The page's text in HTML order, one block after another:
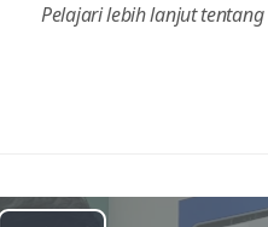
Pelajari lebih lanjut tentang